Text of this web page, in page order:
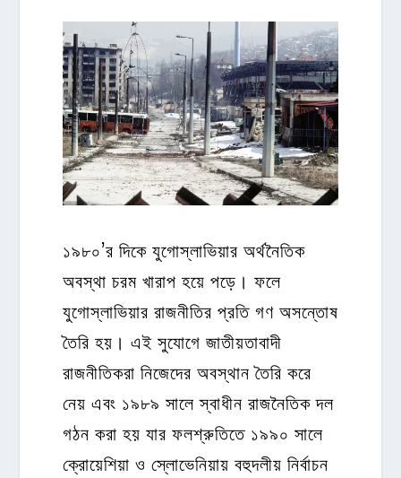
১৯৮০’র দিকে যুগোস্লাভিয়ার অর্থনৈতিক
অবস্থা চরম খারাপ হয়ে পড়ে। ফলে
যুগোস্লাভিয়ার রাজনীতির প্রতি গণ অসন্তোষ
তৈরি হয়। এই সুযোগে জাতীয়তাবাদী
রাজনীতিকরা নিজেদের অবস্থান তৈরি করে
নেয় এবং ১৯৮৯ সালে স্বাধীন রাজনৈতিক দল
গঠন করা হয় যার ফলশ্রুতিতে ১৯৯০ সালে
ক্রোয়েশিয়া ও স্লোভেনিয়ায় বহুদলীয় নির্বাচন